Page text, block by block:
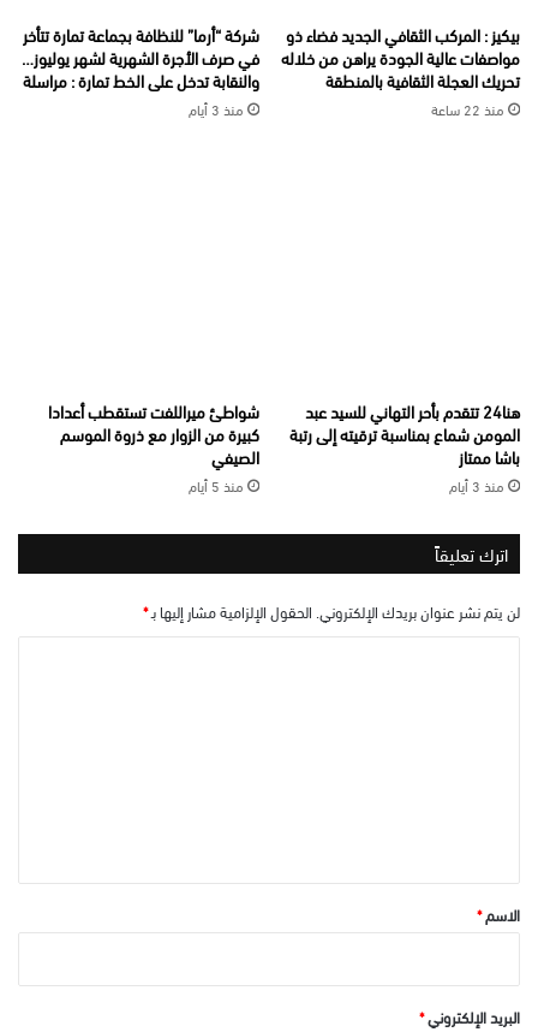
بيكيز : المركب الثقافي الجديد فضاء ذو
مواصفات عالية الجودة يراهن من خلاله
تحريك العجلة الثقافية بالمنطقة
منذ 22 ساعة
شركة “أرما” للنظافة بجماعة تمارة تتأخر
في صرف الأجرة الشهرية لشهر يوليوز…
والنقابة تدخل على الخط تمارة : مراسلة
منذ 3 أيام
هنا24 تتقدم بأحر التهاني للسيد عبد
المومن شماع بمناسبة ترقيته إلى رتبة
باشا ممتاز
منذ 3 أيام
شواطئ ميراللفت تستقطب أعدادا
كبيرة من الزوار مع ذروة الموسم
الصيفي
منذ 5 أيام
اترك تعليقاً
لن يتم نشر عنوان بريدك الإلكتروني. الحقول الإلزامية مشار إليها بـ*
*الاسم*
البريد الإلكتروني*